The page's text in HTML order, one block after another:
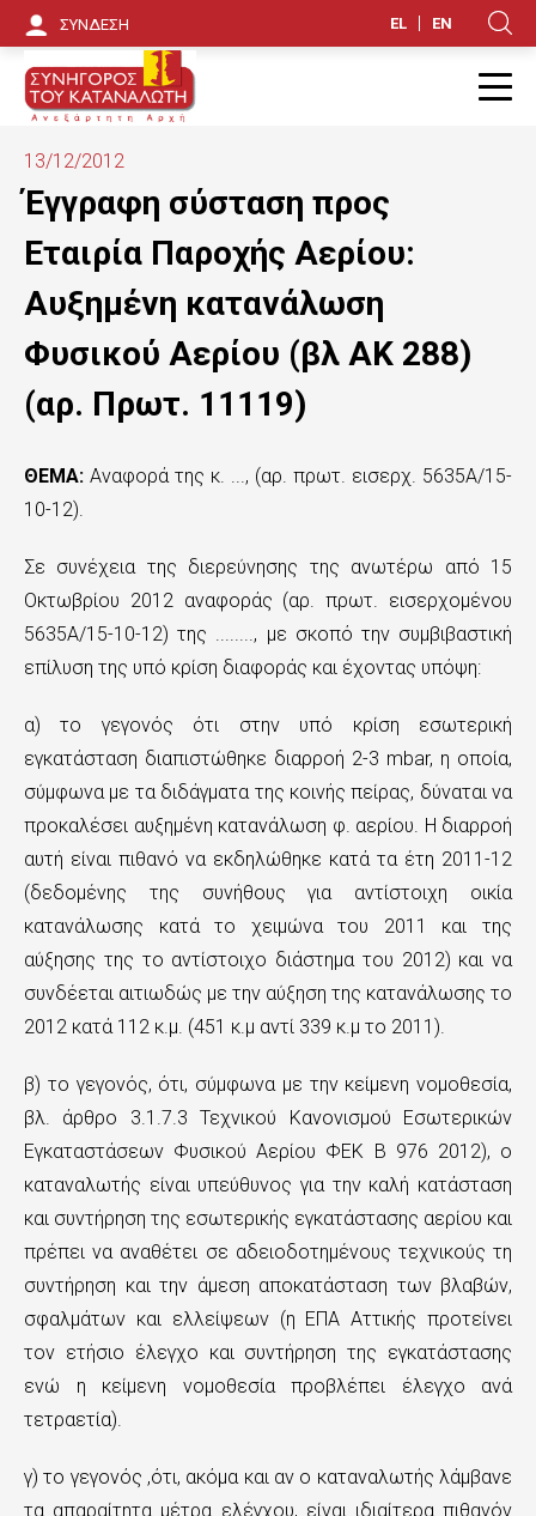
ΣΥΝΔΕΣΗ EL EN
13/12/2012
Έγγραφη σύσταση προς
Eταιρία Παροχής Αερίου:
Αυξημένη κατανάλωση
Φυσικού Αερίου (βλ ΑΚ 288)
(αρ. Πρωτ. 11119)
ΘΕΜΑ: Αναφορά της κ. ..., (αρ. πρωτ. εισερχ. 5635Α/15-
10-12).
Σε συνέχεια της διερεύνησης της ανωτέρω από 15
Οκτωβρίου 2012 αναφοράς (αρ. πρωτ. εισερχομένου
5635Α/15-10-12) της ........, με σκοπό την συμβιβαστική
επίλυση της υπό κρίση διαφοράς και έχοντας υπόψη:
α) το γεγονός ότι στην υπό κρίση εσωτερική
εγκατάσταση διαπιστώθηκε διαρροή 2-3 mbar, η οποία,
σύμφωνα με τα διδάγματα της κοινής πείρας, δύναται να
προκαλέσει αυξημένη κατανάλωση φ. αερίου. Η διαρροή
αυτή είναι πιθανό να εκδηλώθηκε κατά τα έτη 2011-12
(δεδομένης της συνήθους για αντίστοιχη οικία
κατανάλωσης κατά το χειμώνα του 2011 και της
αύξησης της το αντίστοιχο διάστημα του 2012) και να
συνδέεται αιτιωδώς με την αύξηση της κατανάλωσης το
2012 κατά 112 κ.μ. (451 κ.μ αντί 339 κ.μ το 2011).
β) το γεγονός, ότι, σύμφωνα με την κείμενη νομοθεσία,
βλ. άρθρο 3.1.7.3 Τεχνικού Κανονισμού Εσωτερικών
Εγκαταστάσεων Φυσικού Αερίου ΦΕΚ Β 976 2012), ο
καταναλωτής είναι υπεύθυνος για την καλή κατάσταση
και συντήρηση της εσωτερικής εγκατάστασης αερίου και
πρέπει να αναθέτει σε αδειοδοτημένους τεχνικούς τη
συντήρηση και την άμεση αποκατάσταση των βλαβών,
σφαλμάτων και ελλείψεων (η ΕΠΑ Αττικής προτείνει
τον ετήσιο έλεγχο και συντήρηση της εγκατάστασης
ενώ η κείμενη νομοθεσία προβλέπει έλεγχο ανά
τετραετία).
γ) το γεγονός ,ότι, ακόμα και αν ο καταναλωτής λάμβανε
τα απαραίτητα μέτρα ελέγχου, είναι ιδιαίτερα πιθανόν